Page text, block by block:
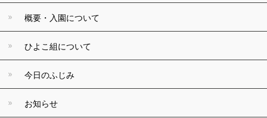
概要・入園について
ひよこ組について
今日のふじみ
お知らせ